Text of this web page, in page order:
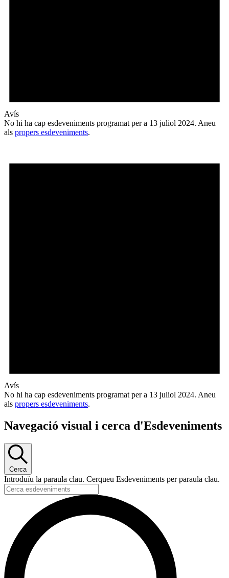
Avís
No hi ha cap esdeveniments programat per a 13 juliol 2024. Aneu
als propers esdeveniments.
Avís
No hi ha cap esdeveniments programat per a 13 juliol 2024. Aneu
als propers esdeveniments.
Navegació visual i cerca d'Esdeveniments
Cerca
Introduïu la paraula clau. Cerqueu Esdeveniments per paraula clau.